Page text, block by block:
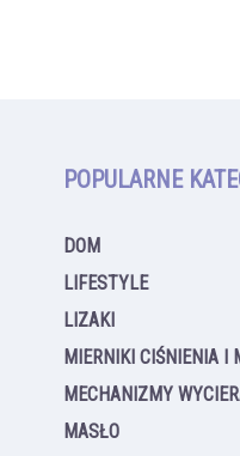
POPULARNE
DOM
LIFESTYLE
LIZAKI
MIERNIKI CIŚNIENIA I
MECHANIZMY
MASŁO